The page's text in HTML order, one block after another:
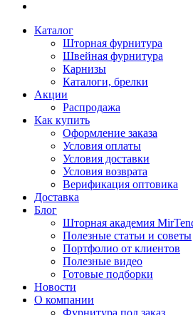
Каталог
Шторная фурнитура
Швейная фурнитура
Карнизы
Каталоги, брелки
Акции
Распродажа
Как купить
Оформление заказа
Условия оплаты
Условия доставки
Условия возврата
Верификация оптовика
Доставка
Блог
Шторная академия
Полезные статьи и советы
Портфолио от клиентов
Полезные видео
Готовые подборки
Новости
О компании
Фурнитура под заказ